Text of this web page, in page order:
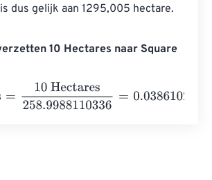
dus gelijk aan 1295,005 hectare.
10 Hectares naar Square
10 Hectares258.9988110336=0.0386102